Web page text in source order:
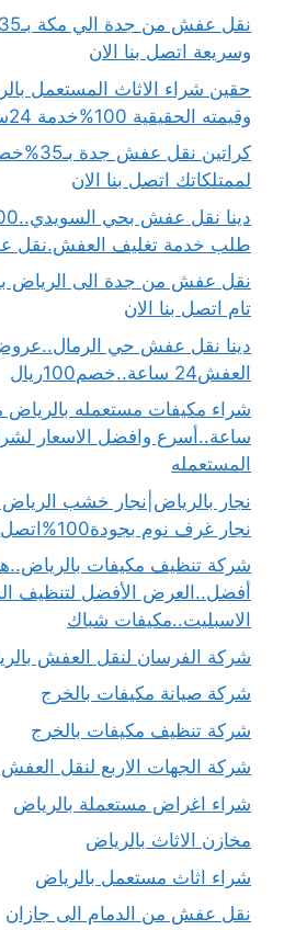
وسريعة اتصل بنا الان
حقين شراء الاثاث المستعمل
وقيمته الحقيقية 100%خدمة 24ساعة
كراتين
لممتلكاتك اتصل بنا الان
طلب خدمة تغليف العفش.نقل
تام اتصل بنا الان
دينا نقل عفش حي
العفش24 ساعة..خصم100ريال
ساعة..أسرع وافضل الاسعار
المستعمله
نجار غرف نوم بجودة100%اتصل بنا
شركة تنظيف مكيفات
أفضل..العرض الأفضل لتنظيف
الاسبليت..مكيفات شباك
شركة الفرسان لنقل العفش
شركة صيانة مكيفات بالخرج
شركة تنظيف مكيفات بالخرج
شركة الجهات الاربع لنقل
شراء اغراض مستعملة بالرياض
مخازن الاثاث بالرياض
شراء اثاث مستعمل بالرياض
نقل عفش من الدمام الى جازان